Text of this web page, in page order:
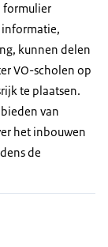
formulier
kunnen delen
VO-scholen op
te plaatsen.
van
het inbouwen
de